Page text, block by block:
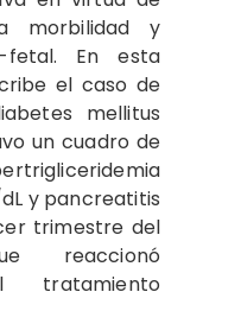
morbilidad y
fetal. En esta
el caso de
mellitus
un cuadro de
y pancreatitis
trimestre del
reaccionó
tratamiento